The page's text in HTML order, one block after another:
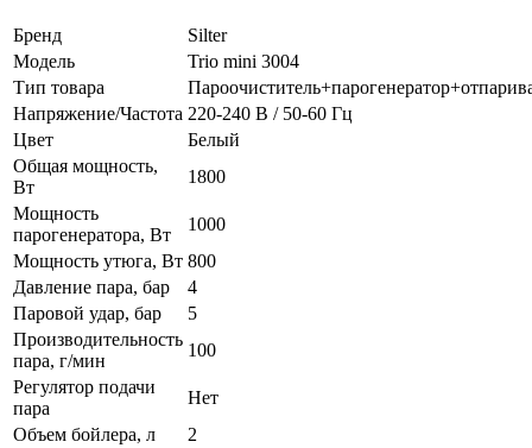
Бренд
Silter
Модель
Trio mini 3004
Тип товара
Напряжение/Частота 220-240 В / 50-60 Гц
Цвет
Белый
Общая мощность,
Вт
1800
Мощность
парогенератора, Вт
1000
Мощность утюга, Вт 800
Давление пара, бар
4
Паровой удар, бар
5
Производительность
пара, г/мин
100
Регулятор подачи
пара
Нет
Объем бойлера, л
2